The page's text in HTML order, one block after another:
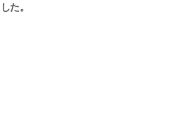
た。